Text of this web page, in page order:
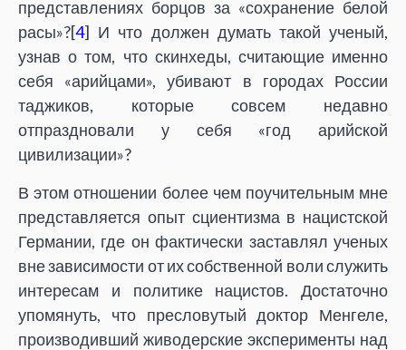
представлениях борцов за «сохранение белой
расы»?[4] И что должен думать такой ученый,
узнав о том, что скинхеды, считающие именно
себя «арийцами», убивают в городах России
таджиков, которые совсем недавно
отпраздновали у себя «год арийской
цивилизации»?
В этом отношении более чем поучительным мне
представляется опыт сциентизма в нацистской
Германии, где он фактически заставлял ученых
вне зависимости от их собственной воли служить
интересам и политике нацистов. Достаточно
упомянуть, что пресловутый доктор Менгеле,
производивший живодерские эксперименты над